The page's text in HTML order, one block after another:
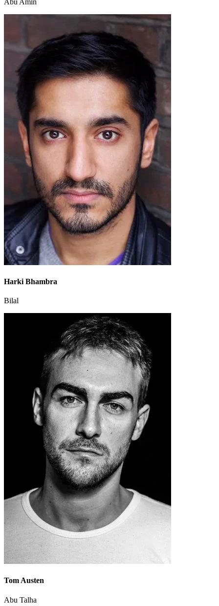
Harki Bhambra
Bilal
Tom Austen
Abu Talha